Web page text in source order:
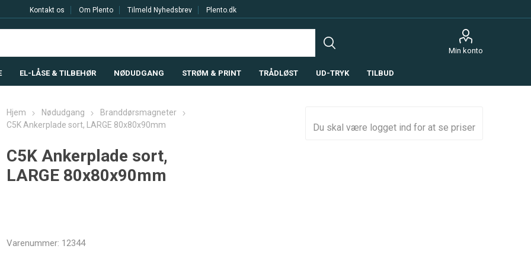
Kontakt os Om Plento Tilmeld Nyhedsbrev Plento.dk
Min konto
EL-LÅSE & TILBEHØR NØDUDGANG STRØM & PRINT TRÅDLØST UD-TRYK TILBUD
Hjem Nødudgang
Branddørsmagneter
C5K Ankerplade sort, LARGE 80x80x90mm
C5K Ankerplade sort,
LARGE 80x80x90mm
Varenummer: 12344
Du skal være logget ind for at se priser